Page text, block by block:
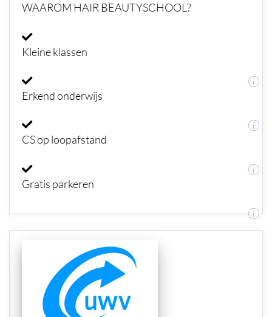
WAAROM HAIR BEAUTYSCHOOL?
Kleine klassen
i
Erkend onderwijs
i
CS op loopafstand
i
Gratis parkeren
i